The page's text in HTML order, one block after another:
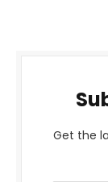
Get the